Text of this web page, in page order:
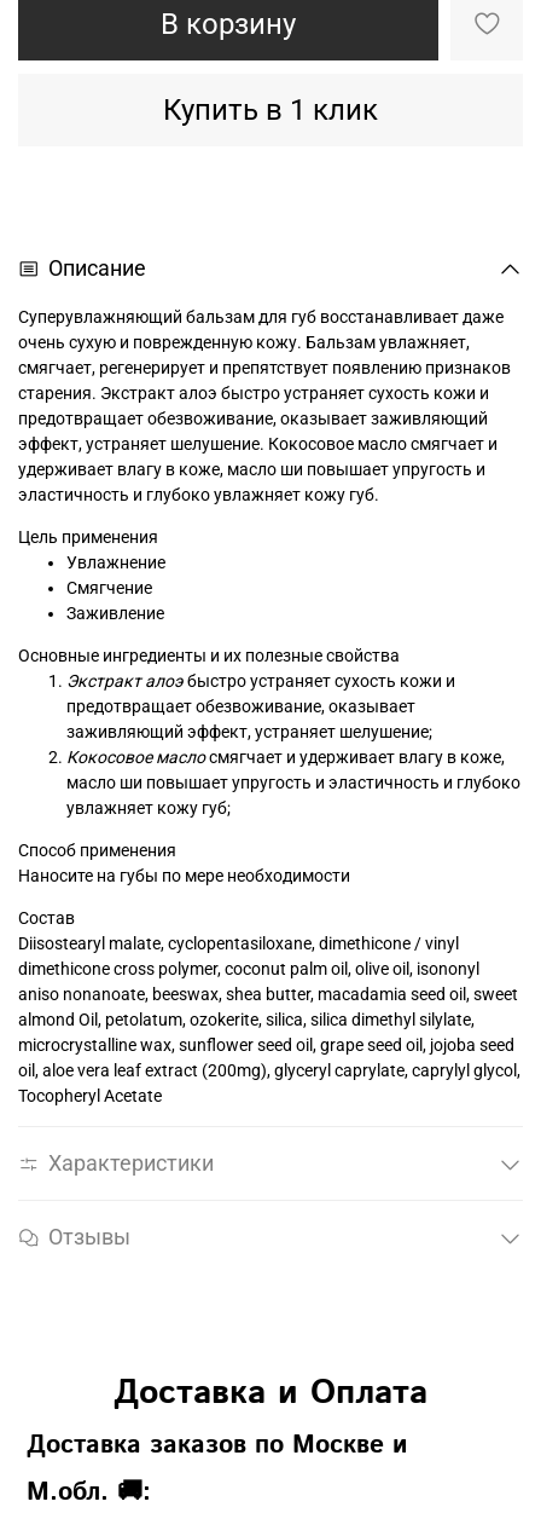
В корзину
Купить в 1 клик
Описание
Суперувлажняющий бальзам для губ восстанавливает даже
очень сухую и поврежденную кожу. Бальзам увлажняет,
смягчает, регенерирует и препятствует появлению признаков
старения. Экстракт алоэ быстро устраняет сухость кожи и
предотвращает обезвоживание, оказывает заживляющий
эффект, устраняет шелушение. Кокосовое масло смягчает и
удерживает влагу в коже, масло ши повышает упругость и
эластичность и глубоко увлажняет кожу губ.
Цель применения
Увлажнение
Смягчение
Заживление
Основные ингредиенты и их полезные свойства
Экстракт алоэбыстро устраняет сухость кожи и
предотвращает обезвоживание, оказывает
заживляющий эффект, устраняет шелушение;
Кокосовое маслосмягчает и удерживает влагу в коже,
масло ши повышает упругость и эластичность и глубоко
увлажняет кожу губ;
Способ применения
Наносите на губы по мере необходимости
Состав
Diisostearyl malate, cyclopentasiloxane, dimethicone / vinyl
dimethicone cross polymer, coconut palm oil, olive oil, isononyl
aniso nonanoate, beeswax, shea butter, macadamia seed oil, sweet
almond Oil, petolatum, ozokerite, silica, silica dimethyl silylate,
microcrystalline wax, sunflower seed oil, grape seed oil, jojoba seed
oil, aloe vera leaf extract (200mg), glyceryl caprylate, caprylyl glycol,
Tocopheryl Acetate
Характеристики
Отзывы
Доставка и Оплата
Доставка заказов по Москве и
М.обл. 🚚: